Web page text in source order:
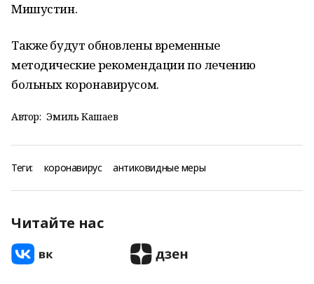
Мишустин.
Также будут обновлены временные
методические рекомендации по лечению
больных коронавирусом.
Автор: Эмиль Кашаев
Теги: коронавирус антиковидные меры
Читайте нас